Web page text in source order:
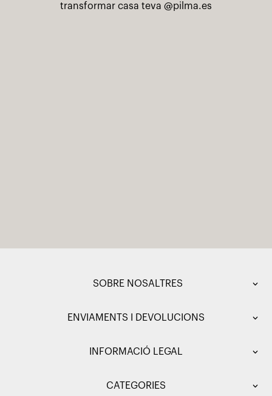
transformar casa teva @pilma.es
SOBRE NOSALTRES
ENVIAMENTS I DEVOLUCIONS
INFORMACIÓ LEGAL
CATEGORIES